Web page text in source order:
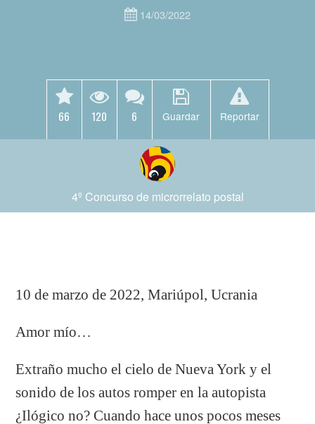
14/03/2022
66 120 6 Guardar Reportar
4º Concurso de microrrelato postal
10 de marzo de 2022, Mariúpol, Ucrania
Amor mío…
Extraño mucho el cielo de Nueva York y el
sonido de los autos romper en la autopista
¿Ilógico no? Cuando hace unos pocos meses